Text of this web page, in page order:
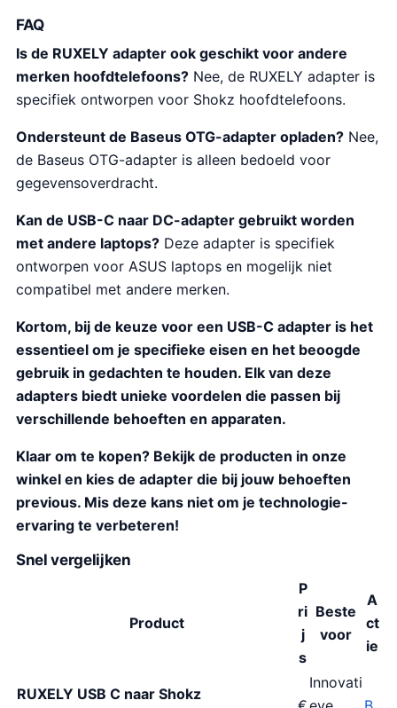
FAQ
Is de RUXELY adapter ook geschikt voor andere
merken hoofdtelefoons? Nee, de RUXELY adapter is
specifiek ontworpen voor Shokz hoofdtelefoons.
Ondersteunt de Baseus OTG-adapter opladen? Nee,
de Baseus OTG-adapter is alleen bedoeld voor
gegevensoverdracht.
Kan de USB-C naar DC-adapter gebruikt worden
met andere laptops? Deze adapter is specifiek
ontworpen voor ASUS laptops en mogelijk niet
compatibel met andere merken.
Kortom, bij de keuze voor een USB-C adapter is het
essentieel om je specifieke eisen en het beoogde
gebruik in gedachten te houden. Elk van deze
adapters biedt unieke voordelen die passen bij
verschillende behoeften en apparaten.
Klaar om te kopen? Bekijk de producten in onze
winkel en kies de adapter die bij jouw behoeften
previous. Mis deze kans niet om je technologie-
ervaring te verbeteren!
Snel vergelijken
Product
P
ri
j
s
Beste
voor
A
ct
ie
RUXELY USB C naar Shokz
Innovati